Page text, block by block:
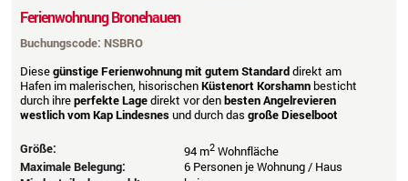
Ferienwohnung Bronehauen
Buchungscode: NSBRO
Diesegünstige Ferienwohnung mit gutem Standarddirekt am
Hafen im malerischen, hisorischenKüstenort Korshamnbesticht
durch ihreperfekte Lagedirekt vor denbesten Angelrevieren
westlich vom Kap Lindesnesund durch das große Dieselboot
Größe: 94 m2Wohnfläche
Maximale Belegung:
6 Personen je Wohnung / Haus